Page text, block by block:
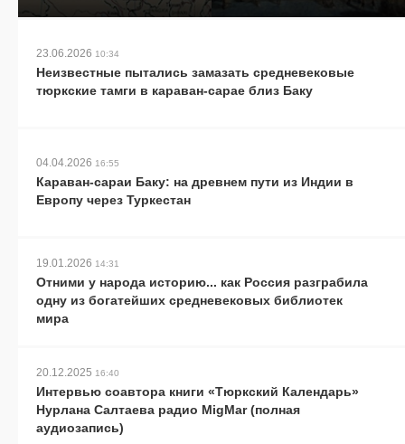
23.06.2026 10:34
Неизвестные пытались замазать средневековые
тюркские тамги в караван-сарае близ Баку
04.04.2026 16:55
Караван-сараи Баку: на древнем пути из Индии в
Европу через Туркестан
19.01.2026 14:31
Отними у народа историю... как Россия разграбила
одну из богатейших средневековых библиотек
мира
20.12.2025 16:40
Интервью соавтора книги «Тюркский Календарь»
Нурлана Салтаева радио MigMar (полная
аудиозапись)